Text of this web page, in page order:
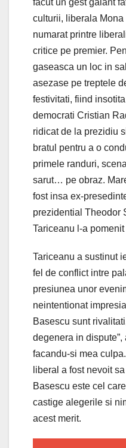
culturii, liberala Mona
numarat printre
critice pe premier.
gaseasca un loc in
asezase pe treptele
festivitati, fiind
democrati Cristian
ridicat de la prezidiu
bratul pentru a o
primele randuri,
sarut… pe obraz.
fost insa ex-
prezidential Theodor
Tariceanu l-a
Tariceanu a sustinut
fel de conflict intre
presiunea unor
neintentionat
Basescu sunt
degenera in
facandu-si mea
liberal a fost nevoit
Basescu este cel
castige alegerile si
acest merit.